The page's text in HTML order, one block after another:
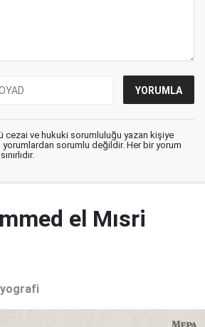
cezai ve hukuki sorumluluğu yazan kişiye
yorumlardan sorumlu değildir. Her bir yorum
el Mısri